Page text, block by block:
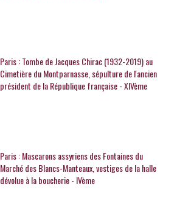
Paris : Tombe de Jacques Chirac (1932-2019) au
Cimetière du Montparnasse, sépulture de l'ancien
président de la République française - XIVème
Paris : Mascarons assyriens des Fontaines du
Marché des Blancs-Manteaux, vestiges de la halle
dévolue à la boucherie - IVème